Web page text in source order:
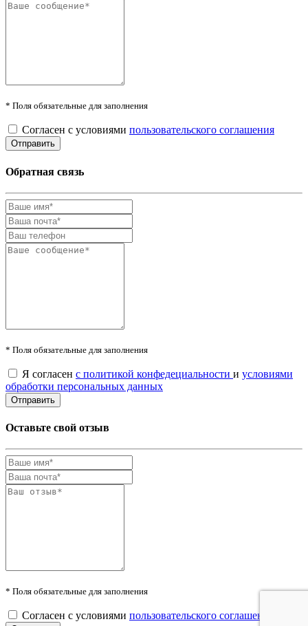
* Поля обязательные для заполнения
Согласен с условиями пользовательского соглашения
Обратная связь
* Поля обязательные для заполнения
Я согласен с политикой конфедециальности и условиями
обработки персональных данных
Оставьте свой отзыв
* Поля обязательные для заполнения
Согласен с условиями пользовательского соглашения